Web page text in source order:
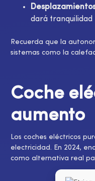
dará tranquilidad
Recuerda que la
sistemas como la
Coche
aumento
Los coches eléctricos
electricidad. En 2024,
como alternativa real